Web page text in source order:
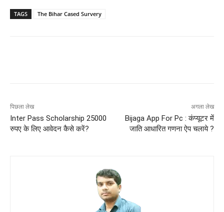
TAGS The Bihar Cased Survery
पिछला लेख
Inter Pass Scholarship 25000
रुपए के लिए आवेदन कैसे करें?
अगला लेख
Bijaga App For Pc : कंप्यूटर में
जाति आधारित गणना ऐप चलाये ?